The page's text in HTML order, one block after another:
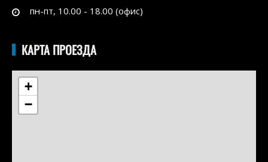
пн-пт, 10.00 - 18.00 (офис)
КАРТА ПРОЕЗДА
+
−